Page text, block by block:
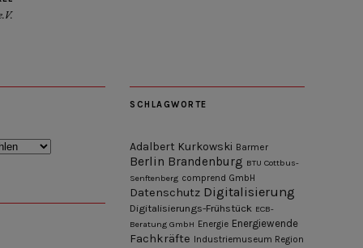
SCHLAGWORTE
Adalbert Kurkowski Barmer
Berlin Brandenburg BTU Cottbus-
Senftenberg comprend GmbH
Datenschutz Digitalisierung
Digitalisierungs-Frühstück ECB-
Beratung GmbH Energie Energiewende
Fachkräfte Industriemuseum Region